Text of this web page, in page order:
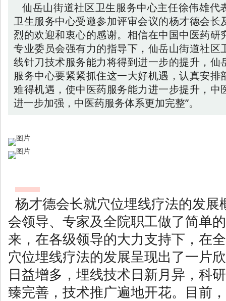
仙岳山街道社区卫生服务中心主任徐伟雄代
卫生服务中心受邀参加评审会议的杨才德会长
烈的欢迎和衷心的感谢。相信在中国中医药研
专业委员会强有力的指导下，仙岳山街道社区
线针刀技术服务能力将得到进一步的提升，仙
服务中心要紧紧抓住这一大好机遇，认真安排
难得机遇，使中医药服务能力进一步提升，中
进一步加强，中医药服务体系更加完整”。
杨才德会长就穴位埋线疗法的发
会领导、专家及全院职工做了简单
来，在各级领导的大力支持下，在
穴位埋线疗法的发展呈现出了一片
日益增多，埋线技术日新月异，科
臻完善，技术推广遍地开花。目前